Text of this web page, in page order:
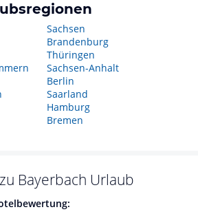
Sachsen
Brandenburg
Thüringen
Sachsen-Anhalt
Berlin
Saarland
Hamburg
Bremen
Bayerbach Urlaub